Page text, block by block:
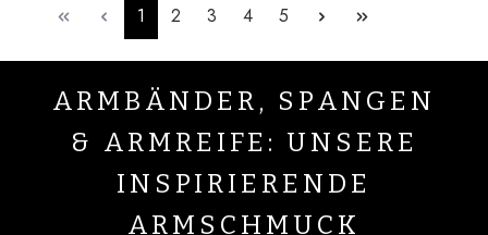
Seite
1 Seite
2 Seite
3 Seite
4 Seite
5
ARMBÄNDER, SPANGEN
& ARMREIFE: UNSERE
INSPIRIERENDE
ARMSCHMUCK